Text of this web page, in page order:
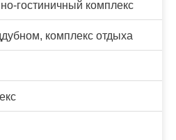
гостиничный комплекс
комплекс отдыха